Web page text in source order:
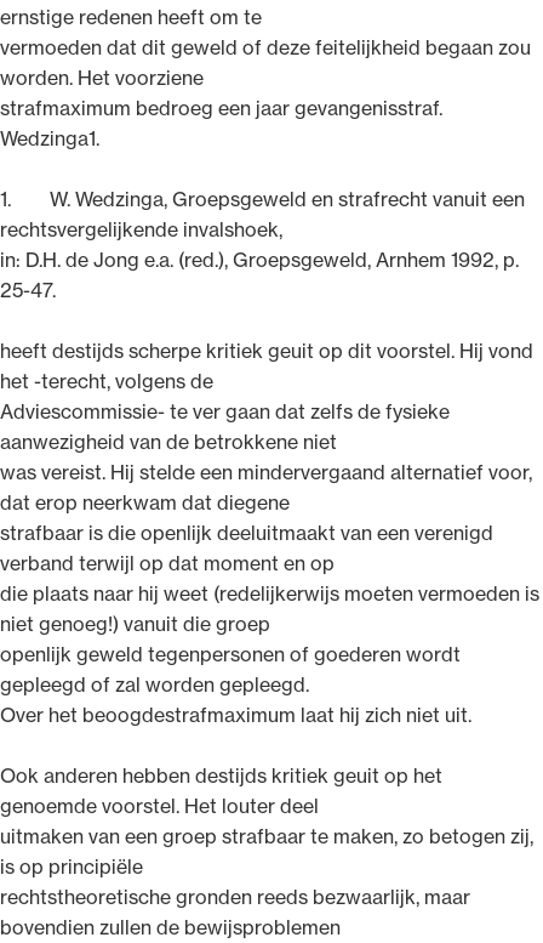
ernstige redenen heeft om te
vermoeden dat dit geweld of deze feitelijkheid begaan zou
worden. Het voorziene
strafmaximum bedroeg een jaar gevangenisstraf.
Wedzinga1.
1. W. Wedzinga, Groepsgeweld en strafrecht vanuit een
rechtsvergelijkende invalshoek,
in: D.H. de Jong e.a. (red.), Groepsgeweld, Arnhem 1992, p.
25-47.
heeft destijds scherpe kritiek geuit op dit voorstel. Hij vond
het -terecht, volgens de
Adviescommissie- te ver gaan dat zelfs de fysieke
aanwezigheid van de betrokkene niet
was vereist. Hij stelde een mindervergaand alternatief voor,
dat erop neerkwam dat diegene
strafbaar is die openlijk deeluitmaakt van een verenigd
verband terwijl op dat moment en op
die plaats naar hij weet (redelijkerwijs moeten vermoeden is
niet genoeg!) vanuit die groep
openlijk geweld tegenpersonen of goederen wordt
gepleegd of zal worden gepleegd.
Over het beoogdestrafmaximum laat hij zich niet uit.
Ook anderen hebben destijds kritiek geuit op het
genoemde voorstel. Het louter deel
uitmaken van een groep strafbaar te maken, zo betogen zij,
is op principiële
rechtstheoretische gronden reeds bezwaarlijk, maar
bovendien zullen de bewijsproblemen